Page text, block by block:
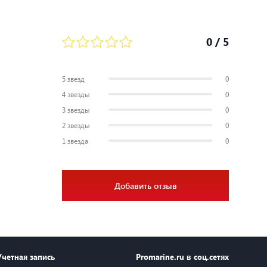
0 / 5
5 звезд
0
4 звезды
0
3 звезды
0
2 звезды
0
1 звезда
0
Добавить отзыв
запись Promarine.ru в соц.сетях